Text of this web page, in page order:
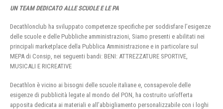
UN TEAM DEDICATO ALLE SCUOLE E LE PA
Decathlonclub ha sviluppato competenze specifiche per soddisfare l’esigenze
delle scuole e delle Pubbliche amministrazioni, Siamo presenti e abilitati nei
principali marketplace della Pubblica Amministrazione e in particolare sul
MEPA di Consip, nei seguenti bandi: BENI: ATTREZZATURE SPORTIVE,
MUSICALI E RICREATIVE
Decathlon è vicino ai bisogni delle scuole italiane e, consapevole delle
esigenze di pubblicità legate al mondo del PON, ha costruito un’offerta
apposita dedicata ai materiali e all’abbigliamento personalizzabile con i loghi